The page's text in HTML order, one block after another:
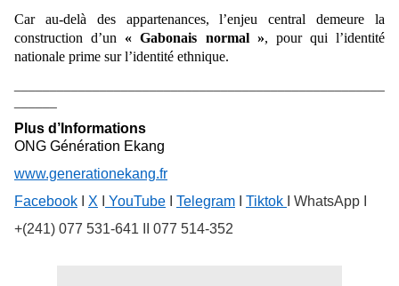
Car au-delà des appartenances, l’enjeu central demeure la
construction d’un « Gabonais normal », pour qui l’identité
nationale prime sur l’identité ethnique.
Plus d’Informations
ONG Génération Ekang
www.generationekang.fr
Facebook
X YouTube Telegram Tiktok
I WhatsApp I
+(241) 077 531-641 II 077 514-352